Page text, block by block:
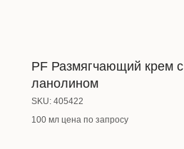
PF Размягчающий крем с
ланолином
SKU: 405422
100 мл цена по запросу